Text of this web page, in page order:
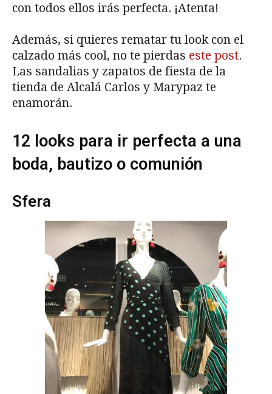
con todos ellos irás perfecta. ¡Atenta!
Además, si quieres rematar tu look con el
calzado más cool, no te pierdas este post.
Las sandalias y zapatos de fiesta de la
tienda de Alcalá Carlos y Marypaz te
enamorán.
12 looks para ir perfecta a una
boda, bautizo o comunión
Sfera